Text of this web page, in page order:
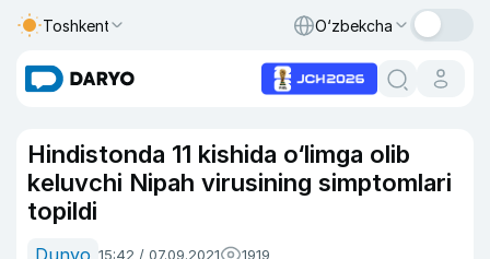
Toshkent O‘zbekcha
Hindistonda 11 kishida o‘limga olib
keluvchi Nipah virusining simptomlari
topildi
Dunyo 15:42 / 07.09.2021 1919